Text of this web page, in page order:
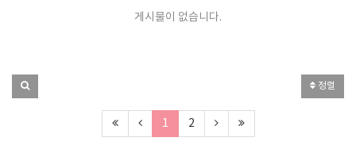
게시물이 없습니다.
정렬
1 2